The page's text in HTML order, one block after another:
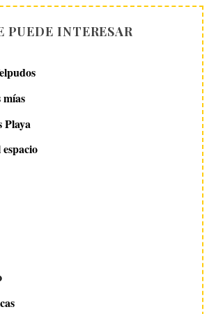
PUEDE INTERESAR
mías
Playa